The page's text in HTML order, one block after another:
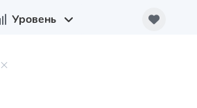
Уровень